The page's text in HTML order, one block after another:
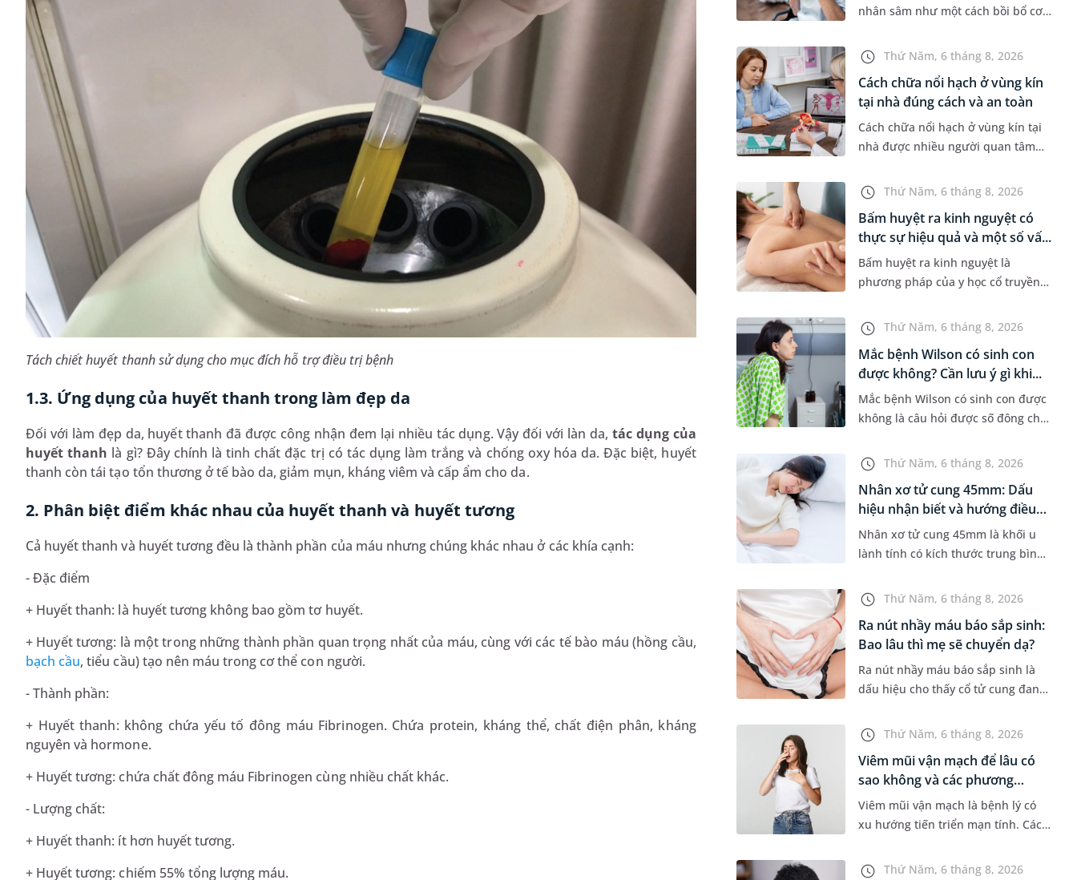
Tách chiết huyết thanh sử dụng cho mục đích hỗ trợ điều trị bệnh
1.3. Ứng dụng của huyết thanh trong làm đẹp da
Đối với làm đẹp da, huyết thanh đã được công nhận đem lại nhiều tác dụng. Vậy đối với làn da, tác dụng của
huyết thanh là gì? Đây chính là tinh chất đặc trị có tác dụng làm trắng và chống oxy hóa da. Đặc biệt, huyết
thanh còn tái tạo tổn thương ở tế bào da, giảm mụn, kháng viêm và cấp ẩm cho da.
2. Phân biệt điểm khác nhau của huyết thanh và huyết tương
Cả huyết thanh và huyết tương đều là thành phần của máu nhưng chúng khác nhau ở các khía cạnh:
- Đặc điểm
+ Huyết thanh: là huyết tương không bao gồm tơ huyết.
+ Huyết tương: là một trong những thành phần quan trọng nhất của máu, cùng với các tế bào máu (hồng cầu,
bạch cầu, tiểu cầu) tạo nên máu trong cơ thể con người.
- Thành phần:
+ Huyết thanh: không chứa yếu tố đông máu Fibrinogen. Chứa protein, kháng thể, chất điện phân, kháng
nguyên và hormone.
+ Huyết tương: chứa chất đông máu Fibrinogen cùng nhiều chất khác.
- Lượng chất:
+ Huyết thanh: ít hơn huyết tương.
+ Huyết tương: chiếm 55% tổng lượng máu.
nhân sâm như một cách bồi bổ cơ
thư. Tuy nhiên, câu hỏi người bị
ung thư có uống được sâm kh...
Thứ Năm, 6 tháng 8, 2026
Cách chữa nổi hạch ở vùng kín
tại nhà đúng cách và an toàn
Cách chữa nổi hạch ở vùng kín tại
nhà được nhiều người quan tâm
bẹn hoặc cơ quan sinh dục. Nếu
hạch mới xuất hiện, kích th...
Thứ Năm, 6 tháng 8, 2026
Bấm huyệt ra kinh nguyệt có
thực sự hiệu quả và một số vấ...
Bấm huyệt ra kinh nguyệt là
phương pháp của y học cổ truyền
gặp tình trạng chậm kinh hoặc kinh
nguyệt không đều. Vậy phương
ph...
Thứ Năm, 6 tháng 8, 2026
Mắc bệnh Wilson có sinh con
được không? Cần lưu ý gì khi...
Mắc bệnh Wilson có sinh con được
không là câu hỏi được số đông chị
tâm. Trên thực tế, người mắc bệnh
Wilson vẫn có thể mang th...
Thứ Năm, 6 tháng 8, 2026
Nhân xơ tử cung 45mm: Dấu
hiệu nhận biết và hướng điều
tr...
Nhân xơ tử cung 45mm là khối u
lành tính có kích thước trung bình,
sinh sản. Mặc dù không phải
trường hợp nào cũng xuất hiệ...
Thứ Năm, 6 tháng 8, 2026
Ra nút nhầy máu báo sắp sinh:
Bao lâu thì mẹ sẽ chuyển dạ?
Ra nút nhầy máu báo sắp sinh là
dấu hiệu cho thấy cổ tử cung đang
trình sinh nở. Thế nhưng, khoảng
thời gian từ lúc xuất hiện nút...
Thứ Năm, 6 tháng 8, 2026
Viêm mũi vận mạch để lâu có
sao không và các phương
pháp...
Viêm mũi vận mạch là bệnh lý có
xu hướng tiến triển mạn tính. Các
nước mũi thường xuyên khiến
Thứ Năm, 6 tháng 8, 2026